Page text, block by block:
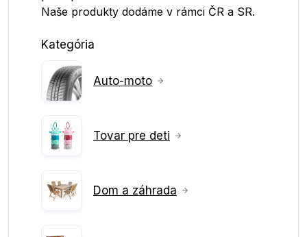
Naše produkty dodáme v rámci ČR a SR.
Kategória
Auto-moto
Tovar pre deti
Dom a záhrada